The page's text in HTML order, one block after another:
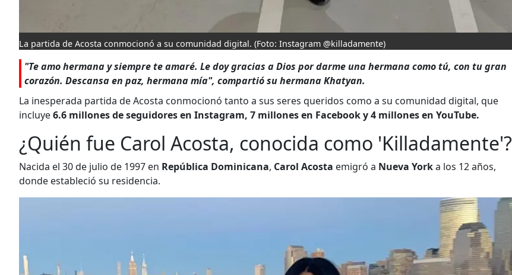
La partida de Acosta conmocionó a su comunidad digital. (Foto: Instagram @killadamente)
"Te amo hermana y siempre te amaré. Le doy gracias a Dios por darme una hermana como tú, con tu gran
corazón. Descansa en paz, hermana mía", compartió su hermana Khatyan.
La inesperada partida de Acosta conmocionó tanto a sus seres queridos como a su comunidad digital, que
incluye6.6 millones de seguidores en Instagram, 7 millones en Facebook y 4 millones en YouTube.
¿Quién fue Carol Acosta, conocida como 'Killadamente'?
Nacida el 30 de julio de 1997 en República Dominicana, Carol Acosta emigró a Nueva Yorka los 12 años,
donde estableció su residencia.